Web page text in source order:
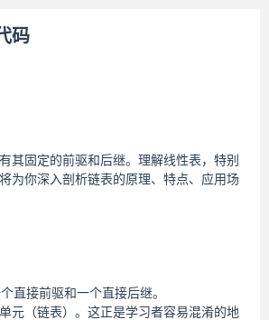
码
其固定的前驱和后继。理解线性表，特别
为你深入剖析链表的原理、特点、应用场
直接前驱和一个直接后继。
元（链表）。这正是学习者容易混淆的地